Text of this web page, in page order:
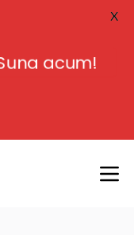
Suna acum!
X